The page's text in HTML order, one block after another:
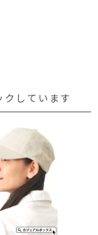
しています